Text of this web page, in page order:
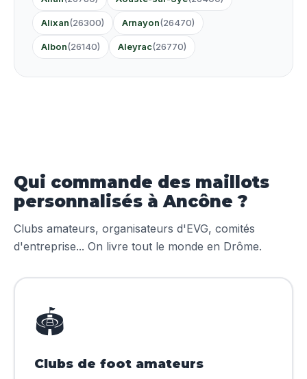
Alixan(26300) Arnayon(26470)
Albon(26140) Aleyrac(26770)
Qui commande des maillots
personnalisés à Ancône ?
Clubs amateurs, organisateurs d'EVG, comités
d'entreprise... On livre tout le monde en Drôme.
🏟️
Clubs de foot amateurs